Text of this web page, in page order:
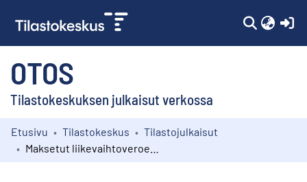
OTOS
Tilastokeskuksen julkaisut verkossa
Kokoelmat
Etusivu Tilastokeskus
Tilastojulkaisut